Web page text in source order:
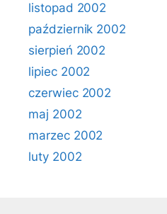
listopad 2002
październik 2002
sierpień 2002
lipiec 2002
czerwiec 2002
maj 2002
marzec 2002
luty 2002